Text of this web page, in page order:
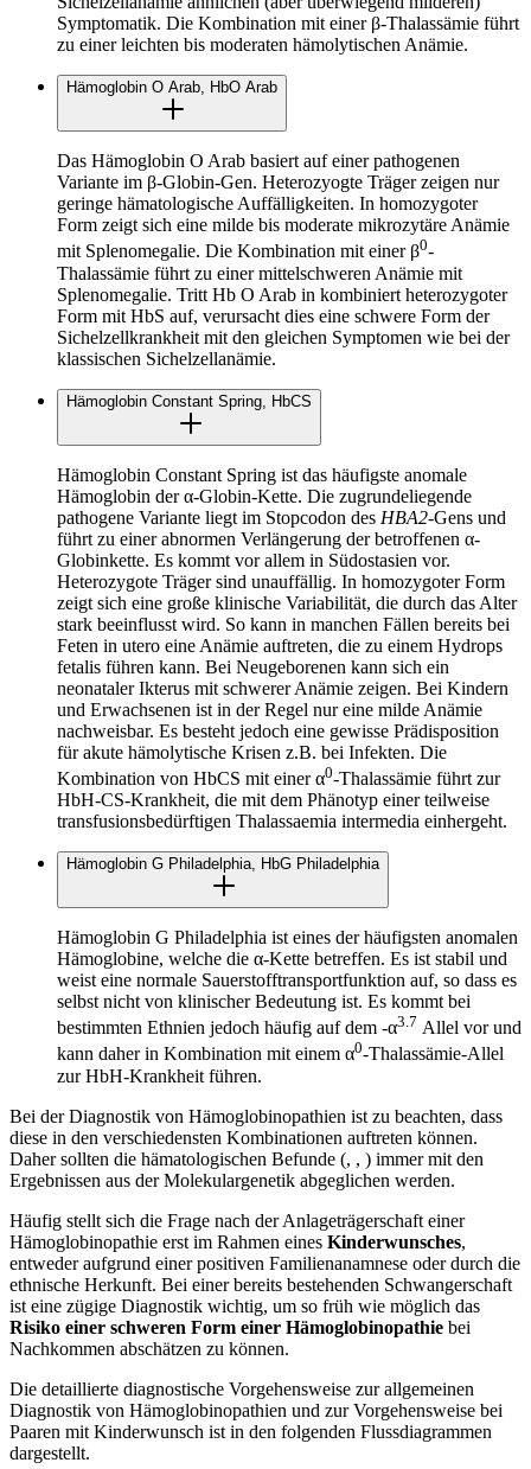
Symptomatik. Die Kombination mit einer β-Thalassämie führt
zu einer leichten bis moderaten hämolytischen Anämie.
Hämoglobin O Arab, HbO Arab
Das Hämoglobin O Arab basiert auf einer pathogenen
Variante im β-Globin-Gen. Heterozyogte Träger zeigen nur
geringe hämatologische Auffälligkeiten. In homozygoter
Form zeigt sich eine milde bis moderate mikrozytäre Anämie
mit Splenomegalie. Die Kombination mit einer β0-
Thalassämie führt zu einer mittelschweren Anämie mit
Splenomegalie. Tritt Hb O Arab in kombiniert heterozygoter
Form mit HbS auf, verursacht dies eine schwere Form der
Sichelzellkrankheit mit den gleichen Symptomen wie bei der
klassischen Sichelzellanämie.
Hämoglobin Constant Spring, HbCS
Hämoglobin Constant Spring ist das häufigste anomale
Hämoglobin der α-Globin-Kette. Die zugrundeliegende
pathogene Variante liegt im Stopcodon des HBA2-Gens und
führt zu einer abnormen Verlängerung der betroffenen α-
Globinkette. Es kommt vor allem in Südostasien vor.
Heterozygote Träger sind unauffällig. In homozygoter Form
zeigt sich eine große klinische Variabilität, die durch das Alter
stark beeinflusst wird. So kann in manchen Fällen bereits bei
Feten in utero eine Anämie auftreten, die zu einem Hydrops
fetalis führen kann. Bei Neugeborenen kann sich ein
neonataler Ikterus mit schwerer Anämie zeigen. Bei Kindern
und Erwachsenen ist in der Regel nur eine milde Anämie
nachweisbar. Es besteht jedoch eine gewisse Prädisposition
für akute hämolytische Krisen z.B. bei Infekten. Die
Kombination von HbCS mit einer α0-Thalassämie führt zur
HbH-CS-Krankheit, die mit dem Phänotyp einer teilweise
transfusionsbedürftigen Thalassaemia intermedia einhergeht.
Hämoglobin G Philadelphia, HbG Philadelphia
Hämoglobin G Philadelphia ist eines der häufigsten anomalen
Hämoglobine, welche die α-Kette betreffen. Es ist stabil und
weist eine normale Sauerstofftransportfunktion auf, so dass es
selbst nicht von klinischer Bedeutung ist. Es kommt bei
bestimmten Ethnien jedoch häufig auf dem -α3.7 Allel vor und
kann daher in Kombination mit einem α0-Thalassämie-Allel
zur HbH-Krankheit führen.
Bei der Diagnostik von Hämoglobinopathien ist zu beachten, dass
diese in den verschiedensten Kombinationen auftreten können.
Daher sollten die hämatologischen Befunde (, , ) immer mit den
Ergebnissen aus der Molekulargenetik abgeglichen werden.
Häufig stellt sich die Frage nach der Anlageträgerschaft einer
Hämoglobinopathie erst im Rahmen eines Kinderwunsches,
entweder aufgrund einer positiven Familienanamnese oder durch die
ethnische Herkunft. Bei einer bereits bestehenden Schwangerschaft
ist eine zügige Diagnostik wichtig, um so früh wie möglich das
Risiko einer schweren Form einer Hämoglobinopathie bei
Nachkommen abschätzen zu können.
Die detaillierte diagnostische Vorgehensweise zur allgemeinen
Diagnostik von Hämoglobinopathien und zur Vorgehensweise bei
Paaren mit Kinderwunsch ist in den folgenden Flussdiagrammen
dargestellt.